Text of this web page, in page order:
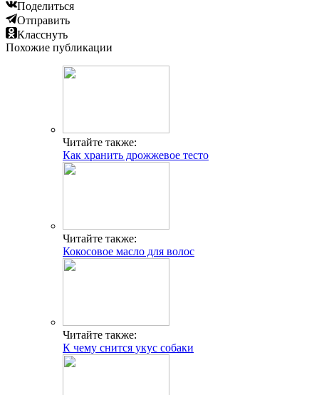
Поделиться
Отправить
Класснуть
Похожие публикации
Читайте также:
Как хранить дрожжевое тесто
Читайте также:
Кокосовое масло для волос
Читайте также:
К чему снится укус собаки